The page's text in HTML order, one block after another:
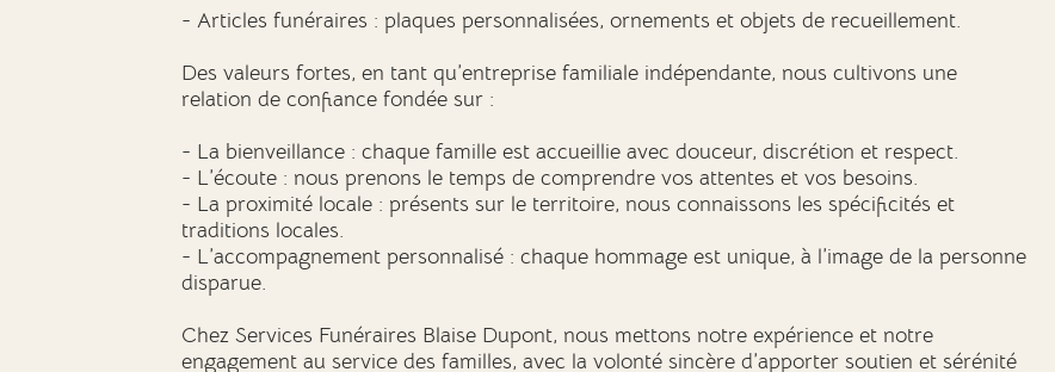
- Articles funéraires : plaques personnalisées, ornements et objets de recueillement.
Des valeurs fortes, en tant qu’entreprise familiale indépendante, nous cultivons une
relation de confiance fondée sur :
- La bienveillance : chaque famille est accueillie avec douceur, discrétion et respect.
- L’écoute : nous prenons le temps de comprendre vos attentes et vos besoins.
- La proximité locale : présents sur le territoire, nous connaissons les spécificités et
traditions locales.
- L’accompagnement personnalisé : chaque hommage est unique, à l’image de la personne
disparue.
Chez Services Funéraires Blaise Dupont, nous mettons notre expérience et notre
engagement au service des familles, avec la volonté sincère d’apporter soutien et sérénité